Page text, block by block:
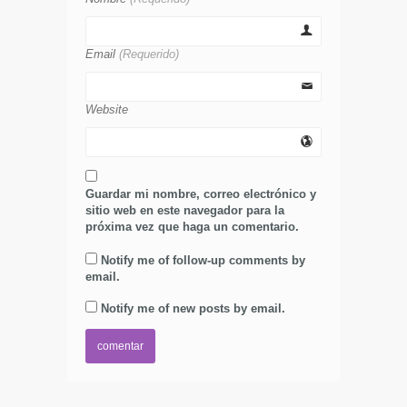
Email (Requerido)
Website
Guardar mi nombre, correo electrónico y
sitio web en este navegador para la
próxima vez que haga un comentario.
Notify me of follow-up comments by
email.
Notify me of new posts by email.